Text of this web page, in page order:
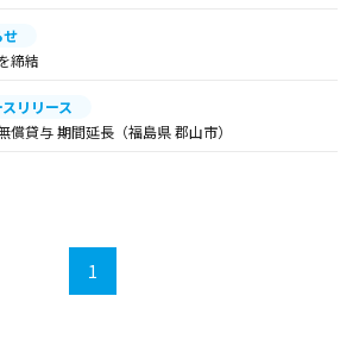
せ
締結
リリース
償貸与 期間延長（福島県 郡山市）
1